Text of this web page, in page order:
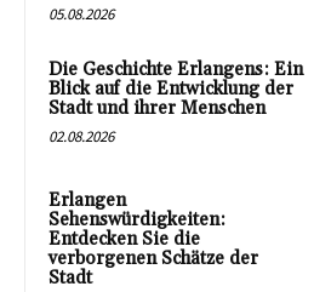
05.08.2026
Die Geschichte Erlangens: Ein
Blick auf die Entwicklung der
Stadt und ihrer Menschen
02.08.2026
Erlangen
Sehenswürdigkeiten:
Entdecken Sie die
verborgenen Schätze der
Stadt